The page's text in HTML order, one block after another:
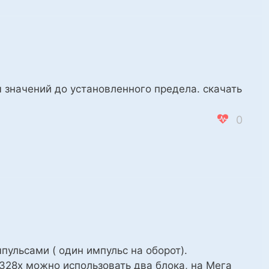
до установленного предела. скачать
0
( один импульс на оборот).
можно использовать два блока, на Мега